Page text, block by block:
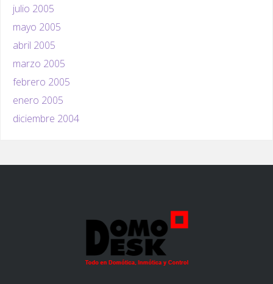
julio 2005
mayo 2005
abril 2005
marzo 2005
febrero 2005
enero 2005
diciembre 2004